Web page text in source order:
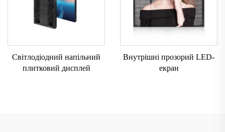
Світлодіодний напільний
плитковий дисплей
Внутрішні прозорий LED-
екран